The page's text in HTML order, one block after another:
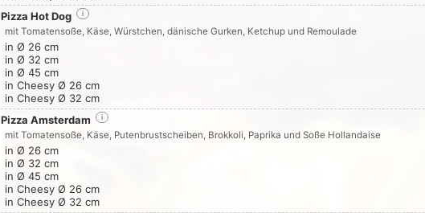
Pizza Hot Dog
i
mit Tomatensoße, Käse, Würstchen, dänische Gurken, Ketchup und Remoulade
in Ø 26 cm
in Ø 32 cm
in Ø 45 cm
in Cheesy Ø 26 cm
in Cheesy Ø 32 cm
Pizza Amsterdam
i
mit Tomatensoße, Käse, Putenbrustscheiben, Brokkoli, Paprika und Soße Hollandaise
in Ø 26 cm
in Ø 32 cm
in Ø 45 cm
in Cheesy Ø 26 cm
in Cheesy Ø 32 cm